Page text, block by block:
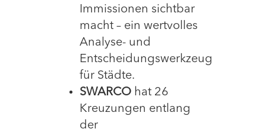
Immissionen sichtbar
macht – ein wertvolles
Analyse- und
Entscheidungswerkzeug
für Städte.
SWARCO hat 26
Kreuzungen entlang
der